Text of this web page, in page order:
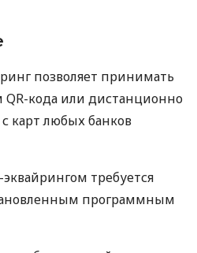
позволяет принимать
QR-кода или дистанционно
с карт любых банков
требуется
программным